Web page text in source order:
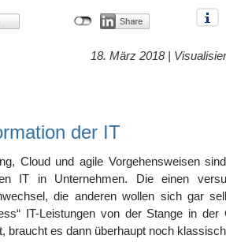
18. März 2018 |
der IT
Cloud und agile Vorgehensweisen
IT in Unternehmen. Die einen
die anderen wollen sich gar
IT-Leistungen von der Stange in der
braucht es dann überhaupt noch